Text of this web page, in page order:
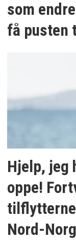
som
få pusten
Hjelp, jeg
oppe!
Nord-